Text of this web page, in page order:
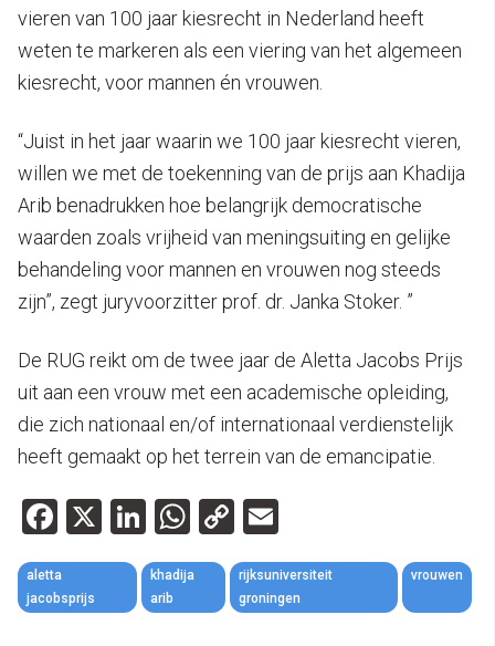
vieren van 100 jaar kiesrecht in Nederland heeft
weten te markeren als een viering van het algemeen
kiesrecht, voor mannen én vrouwen.
“Juist in het jaar waarin we 100 jaar kiesrecht vieren,
willen we met de toekenning van de prijs aan Khadija
Arib benadrukken hoe belangrijk democratische
waarden zoals vrijheid van meningsuiting en gelijke
behandeling voor mannen en vrouwen nog steeds
zijn”, zegt juryvoorzitter prof. dr. Janka Stoker. ”
De RUG reikt om de twee jaar de Aletta Jacobs Prijs
uit aan een vrouw met een academische opleiding,
die zich nationaal en/of internationaal verdienstelijk
heeft gemaakt op het terrein van de emancipatie.
Facebook
X LinkedIn
WhatsApp
Copy
Link
aletta
jacobsprijs
khadija
arib
rijksuniversiteit
groningen
vrouwen